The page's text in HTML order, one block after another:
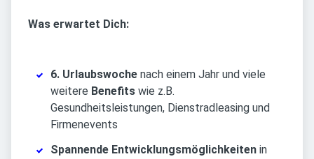
Was erwartet Dich:
6. Urlaubswoche nach einem Jahr und viele
weitere Benefits wie z.B.
Gesundheitsleistungen, Dienstradleasing und
Firmenevents
Spannende Entwicklungsmöglichkeiten in